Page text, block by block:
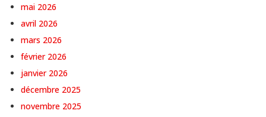
mai 2026
avril 2026
mars 2026
février 2026
janvier 2026
décembre 2025
novembre 2025